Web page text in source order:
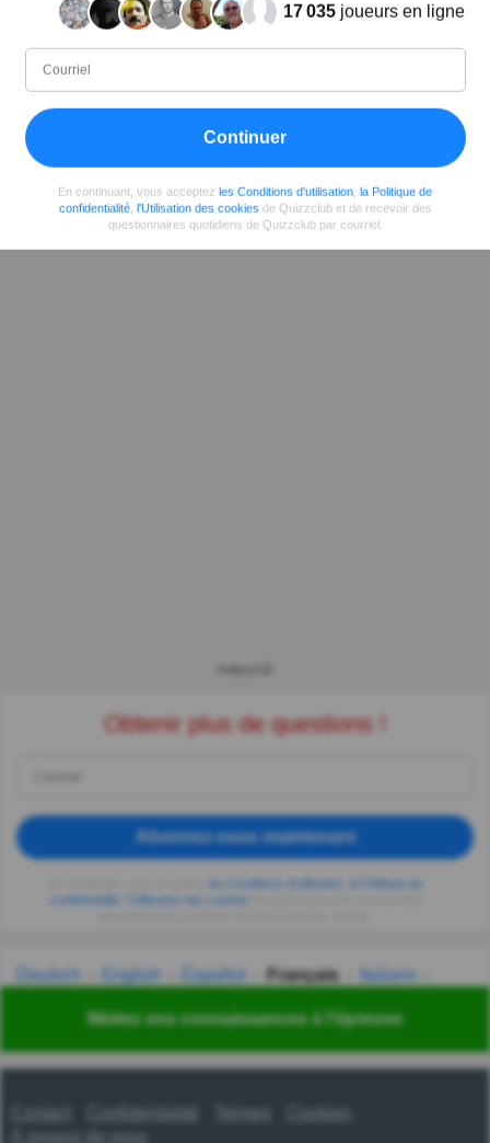
Mettez vos connaissances à l'épreuve
09/2020 99 1188050 5576
Obtenir plus de questions !
Abonnez-vous maintenant
les Conditions d'utilisation
la Politique de
confidentialité
l'Utilisation des cookies
Deutsch English Español Français
Italiano
Українська हिन्दी 한국어 汉语 漢語
Contact Termes
17 035joueurs en ligne
Continuer
En continuant, vous acceptez les Conditions d'utilisation la Politique de
confidentialité, l'Utilisation des cookies de Quizzclub et de recevoir des
questionnaires quotidiens de Quizzclub par courriel.